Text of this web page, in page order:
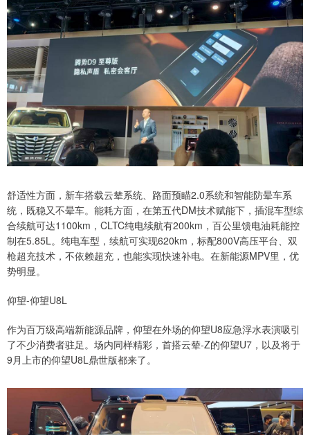
舒适性方面，新车搭载云辇系统、路面预瞄2.0系统和智能防晕车系
统，既稳又不晕车。能耗方面，在第五代DM技术赋能下，插混车型综
合续航可达1100km，CLTC纯电续航有200km，百公里馈电油耗能控
制在5.85L。纯电车型，续航可实现620km，标配800V高压平台、双
枪超充技术，不依赖超充，也能实现快速补电。在新能源MPV里，优
势明显。
仰望-仰望U8L
作为百万级高端新能源品牌，仰望在外场的仰望U8应急浮水表演吸引
了不少消费者驻足。场内同样精彩，首搭云辇-Z的仰望U7，以及将于
9月上市的仰望U8L鼎世版都来了。